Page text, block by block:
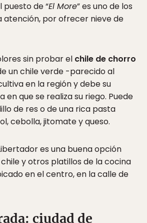
puesto de “El More” es uno de los
atención, por ofrecer nieve de
sin probar el chile de chorro
un chile verde -parecido al
en la región y debe su
en que se realiza su riego. Puede
de res o de una rica pasta
cebolla, jitomate y queso.
es una buena opción
y otros platillos de la cocina
en el centro, en la calle de
ciudad de